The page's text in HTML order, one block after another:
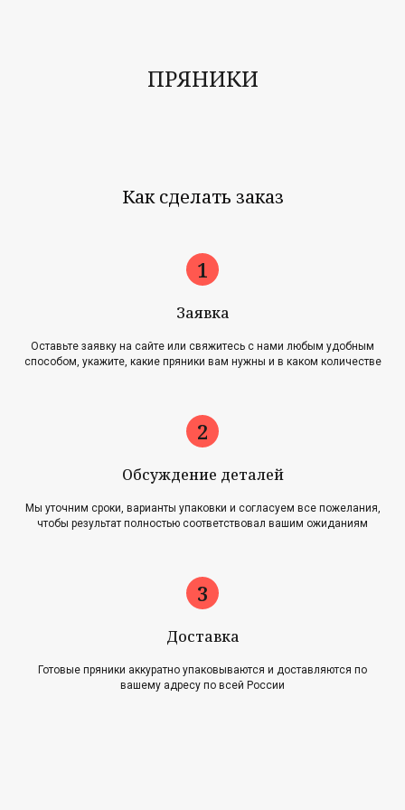
ПРЯНИКИ
Как сделать заказ
Заявка
Оставьте заявку на сайте или свяжитесь с нами любым удобным
способом, укажите, какие пряники вам нужны и в каком количестве
Обсуждение деталей
Мы уточним сроки, варианты упаковки и согласуем все пожелания,
чтобы результат полностью соответствовал вашим ожиданиям
Доставка
Готовые пряники аккуратно упаковываются и доставляются по
вашему адресу по всей России
Новости